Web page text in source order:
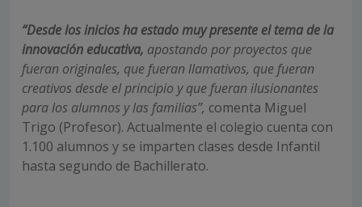
“Desde los inicios ha estado muy presente el tema de la
innovación educativa, apostando por proyectos que
fueran originales, que fueran llamativos, que fueran
creativos desde el principio y que fueran ilusionantes
para los alumnos y las familias”, comenta Miguel
Trigo (Profesor). Actualmente el colegio cuenta con
1.100 alumnos y se imparten clases desde Infantil
hasta segundo de Bachillerato.